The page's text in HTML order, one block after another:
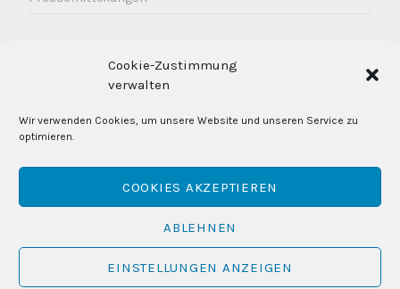
Cookie-Zustimmung
verwalten
Wir verwenden Cookies, um unsere Website und unseren Service zu
optimieren.
COOKIES AKZEPTIEREN
ABLEHNEN
EINSTELLUNGEN ANZEIGEN
KONTAKT / IMPRESSUM
DATENSCHUTZ
Kontakt
Impressum
Datenschutzerklärung
POWERED BY WORDPRESS